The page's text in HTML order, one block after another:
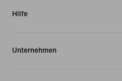
Hilfe
Unternehmen